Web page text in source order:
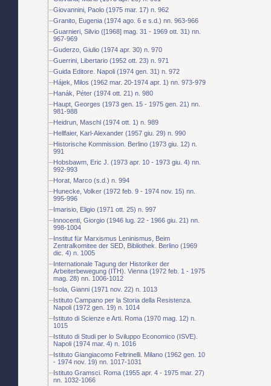
Giovannini, Paolo (1975 mar. 17) n. 962
Granito, Eugenia (1974 ago. 6 e s.d.) nn. 963-966
Guarnieri, Silvio ([1968] mag. 31 - 1969 ott. 31) nn.
967-969
Guderzo, Giulio (1974 apr. 30) n. 970
Guerrini, Libertario (1952 ott. 23) n. 971
Guida Editore. Napoli (1974 gen. 31) n. 972
Hájek, Milos (1962 mar. 20-1974 apr. 1) nn. 973-979
Hanák, Péter (1974 ott. 21) n. 980
Haupt, Georges (1973 gen. 15 - 1975 gen. 21) nn.
981-988
Heidrun, Maschl (1974 ott. 1) n. 989
Hellfaier, Karl-Alexander (1957 giu. 29) n. 990
Historische Kommission. Berlino (1973 giu. 12) n.
991
Hobsbawm, Eric J. (1973 apr. 10 - 1973 giu. 4) nn.
992-993
Horat, Marco (s.d.) n. 994
Hunecke, Volker (1972 feb. 9 - 1974 nov. 15) nn.
995-996
Imarisio, Eligio (1971 ott. 25) n. 997
Innocenti, Giorgio (1946 lug. 22 - 1966 giu. 21) nn.
998-1004
Institut für Marxismus Leninismus, Beim
Zentralkomitee der SED, Bibliothek. Berlino (1969
dic. 4) n. 1005
Internationale Tagung der Historiker der
Arbeiterbewegung (ITH). Vienna (1972 feb. 1 - 1975
mag. 28) nn. 1006-1012
Isola, Gianni (1971 nov. 22) n. 1013
Istituto Campano per la Storia della Resistenza.
Napoli (1972 gen. 19) n. 1014
Istituto di Scienze e Arti. Roma (1970 mag. 12) n.
1015
Istituto di Studi per lo Sviluppo Economico (ISVE).
Napoli (1974 mar. 4) n. 1016
Istituto Giangiacomo Feltrinelli. Milano (1962 gen. 10
- 1974 nov. 19) nn. 1017-1031
Istituto Gramsci. Roma (1955 apr. 4 - 1975 mar. 27)
nn. 1032-1066